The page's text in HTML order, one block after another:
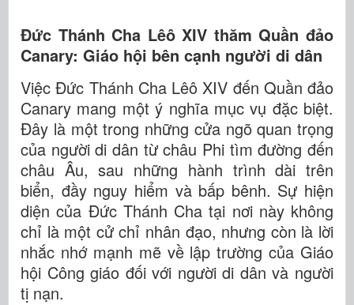
Đức Thánh Cha Lêô XIV thăm Quần đảo
Canary: Giáo hội bên cạnh người di dân
Việc Đức Thánh Cha Lêô XIV đến Quần đảo
Canary mang một ý nghĩa mục vụ đặc biệt.
Đây là một trong những cửa ngõ quan trọng
của người di dân từ châu Phi tìm đường đến
châu Âu, sau những hành trình dài trên
biển, đầy nguy hiểm và bấp bênh. Sự hiện
diện của Đức Thánh Cha tại nơi này không
chỉ là một cử chỉ nhân đạo, nhưng còn là lời
nhắc nhớ mạnh mẽ về lập trường của Giáo
hội Công giáo đối với người di dân và người
tị nạn.